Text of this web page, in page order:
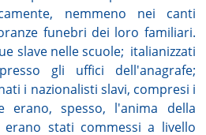
nemmeno nei canti
funebri dei loro familiari.
slave nelle scuole; italianizzati
gli uffici dell'anagrafe;
i nazionalisti slavi, compresi i
erano, spesso, l'anima della
stati commessi a livello